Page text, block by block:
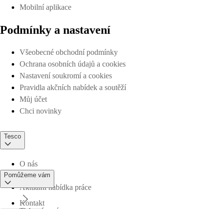
Mobilní aplikace
Podmínky a nastavení
Všeobecné obchodní podmínky
Ochrana osobních údajů a cookies
Nastavení soukromí a cookies
Pravidla akčních nabídek a soutěží
Můj účet
Chci novinky
Tesco
O nás
Aktuální nabídka práce
Pomůžeme vám
Kontakt